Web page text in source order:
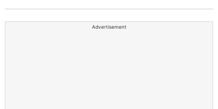
Advertisement